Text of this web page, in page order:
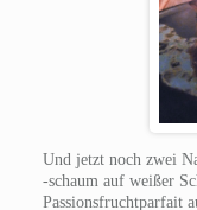
Und jetzt noch zwei
-schaum auf weißer
Passionsfruchtparfait